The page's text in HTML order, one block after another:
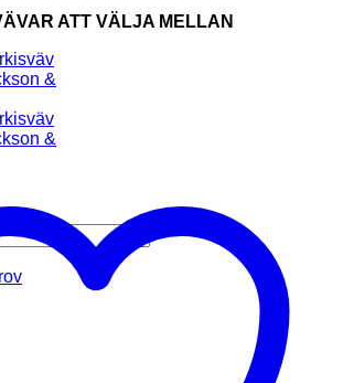
ATT VÄLJA MELLAN